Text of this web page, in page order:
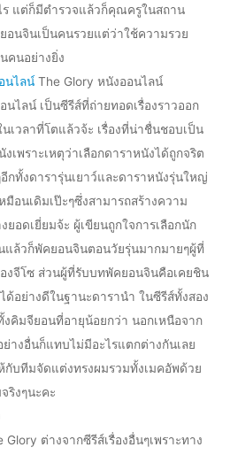
แต่ก็มีตำรวจแล้วก็คุณครูในสถาน
อนจินเป็นคนรวยแต่ว่าใช้ความรวย
คนอย่างยิ่ง
นไลน์The Glory หนังออนไลน์
นไลน์ เป็นซีรีส์ที่ถ่ายทอดเรื่องราวออก
เวลาที่โตแล้วจ้ะ เรื่องที่น่าชื่นชอบเป็น
งเพราะเหตุว่าเลือกดาราหนังได้ถูกจริต
กทั้งดารารุ่นเยาว์และดาราหนังรุ่นใหญ่
มือนเดิมเป๊ะๆซึ่งสามารถสร้างความ
อดเยี่ยมจ้ะ ผู้เขียนถูกใจการเลือกนัก
ล้วก็พัคยอนจินตอนวัยรุ่นมากมายๆผู้ที่
งจีโซ ส่วนผู้ที่รับบทพัคยอนจินคือเคยชิน
ด้อย่างดีในฐานะดารานำ ในซีรีส์ทั้งสอง
งคิมจียอนที่อายุน้อยกว่า นอกเหนือจาก
างอื่นก็แทบไม่มีอะไรแตกต่างกันเลย
บทีมจัดแต่งทรงผมรวมทั้งเมคอัพด้วย
ริงๆนะคะ
ต่างจากซีรีส์เรื่องอื่นๆเพราะทาง